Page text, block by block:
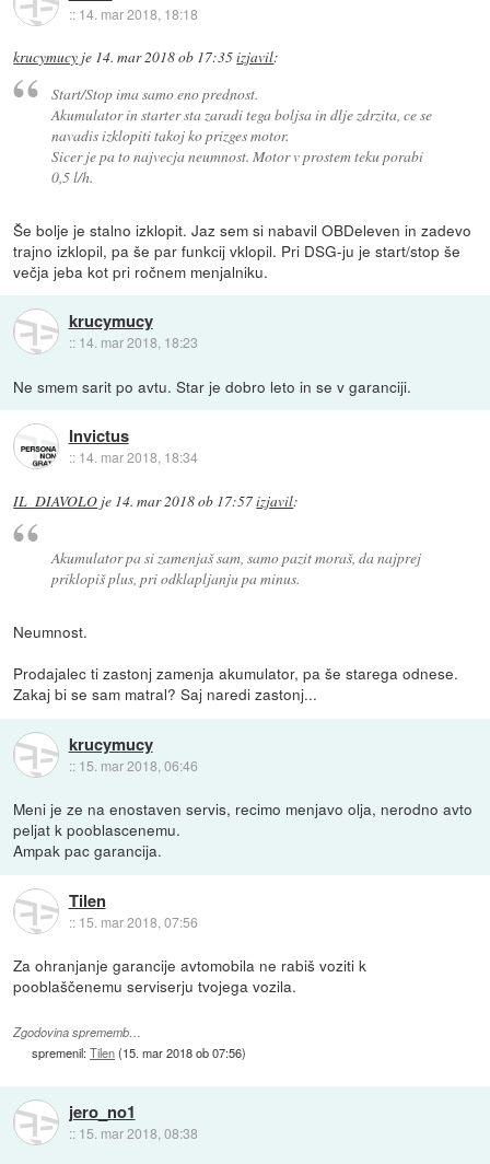
:: 14. mar 2018, 18:18
krucymucy je 14. mar 2018 ob 17:35izjavil:
Start/Stop ima samo eno prednost.
Akumulator in starter sta zaradi tega boljsa in dlje zdrzita, ce se
navadis izklopiti takoj ko prizges motor.
Sicer je pa to najvecja neumnost. Motor v prostem teku porabi
0,5 l/h.
Še bolje je stalno izklopit. Jaz sem si nabavil OBDeleven in zadevo
trajno izklopil, pa še par funkcij vklopil. Pri DSG-ju je start/stop še
večja jeba kot pri ročnem menjalniku.
krucymucy
:: 14. mar 2018, 18:23
Ne smem sarit po avtu. Star je dobro leto in se v garanciji.
Invictus
:: 14. mar 2018, 18:34
IL_DIAVOLO je 14. mar 2018 ob 17:57izjavil:
Akumulator pa si zamenjaš sam, samo pazit moraš, da najprej
priklopiš plus, pri odklapljanju pa minus.
Neumnost.
Prodajalec ti zastonj zamenja akumulator, pa še starega odnese.
Zakaj bi se sam matral? Saj naredi zastonj...
krucymucy
:: 15. mar 2018, 06:46
Meni je ze na enostaven servis, recimo menjavo olja, nerodno avto
peljat k pooblascenemu.
Ampak pac garancija.
Tilen
:: 15. mar 2018, 07:56
Za ohranjanje garancije avtomobila ne rabiš voziti k
pooblaščenemu serviserju tvojega vozila.
Zgodovina sprememb…
spremenil:Tilen(15. mar 2018 ob 07:56)
jero_no1
:: 15. mar 2018, 08:38